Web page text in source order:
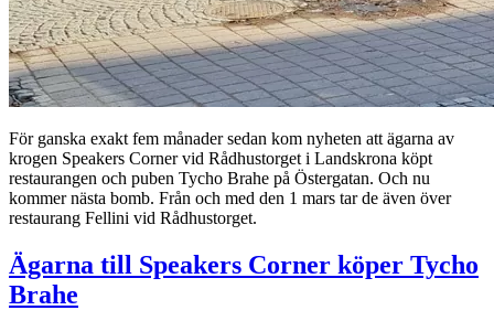
För ganska exakt fem månader sedan kom nyheten att ägarna av
krogen Speakers Corner vid Rådhustorget i Landskrona köpt
restaurangen och puben Tycho Brahe på Östergatan. Och nu
kommer nästa bomb. Från och med den 1 mars tar de även över
restaurang Fellini vid Rådhustorget.
Ägarna till Speakers Corner köper Tycho
Brahe